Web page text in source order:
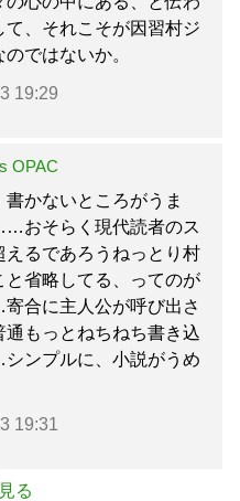
て、それこそが因習村ジ
ではないか。
19:29
OPAC
かないところがうま
おそらく現代読者のス
えるであろうねっとり村
と省略してる、ってのが
合に主人公が呼び出さ
通もっとねちねち書き込
ンプルに、小説がうめ
19:31
る